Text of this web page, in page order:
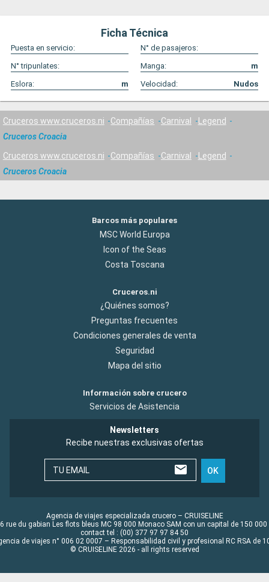
Ficha Técnica
Puesta en servicio:
N° de pasajeros:
N° tripunlates:
Manga:
m
Eslora:
m Velocidad: Nudos
Cruceros www.cruceros.ni Compañías Carnival
Legend
Cruceros Croacia
Cruceros www.cruceros.ni Compañías Carnival
Legend
Cruceros Croacia
Barcos más populares
MSC World Europa
Icon of the Seas
Costa Toscana
Cruceros.ni
¿Quiénes somos?
Preguntas frecuentes
Condiciones generales de venta
Seguridad
Mapa del sitio
Información sobre crucero
Servicios de Asistencia
Newsletters
Recibe nuestras exclusivas ofertas
TU EMAIL OK
Agencia de viajes especializada crucero – CRUISELINE
rue du gabian Les flots bleus MC 98 000 Monaco SAM con un capital de 150 000
contact tel : (00) 377 97 97 84 50
de viajes n° 006 02 0007 – Responsabilidad civil y profesional RC RSA de
© CRUISELINE 2026 - all rights reserved